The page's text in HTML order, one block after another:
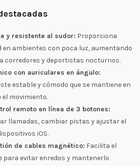
y resistente al sudor: Proporciona
en ambientes con poca luz, aumentando
corredores y deportistas nocturnos.
con auriculares en ángulo:
estable y cómodo que se mantiene en
movimiento.
remoto en línea de 3 botones:
llamadas, cambiar pistas y ajustar el
iOS.
de cables magnético: Facilita el
para evitar enredos y mantenerlo